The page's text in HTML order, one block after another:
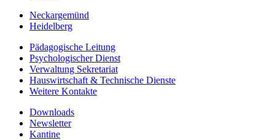
Neckargemünd
Heidelberg
Pädagogische Leitung
Psychologischer Dienst
Verwaltung Sekretariat
Hauswirtschaft & Technische Dienste
Weitere Kontakte
Downloads
Newsletter
Kantine